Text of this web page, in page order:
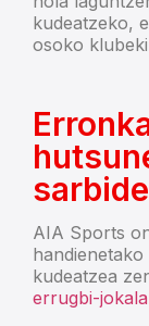
kudeatzeko,
osoko
AIA Sports
kudeatzea
errugbi-